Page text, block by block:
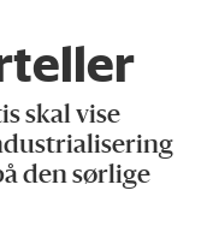
skal vise
den sørlige